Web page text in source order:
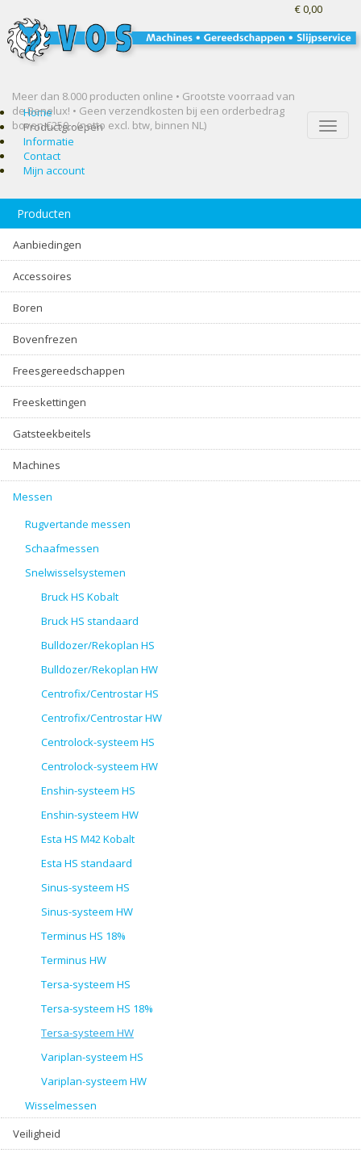
Meer dan 8.000 producten online • Grootste voorraad van
de Benelux! • Geen verzendkosten bij een orderbedrag
boven €250,- (netto excl. btw, binnen NL)
€ 0,00
Toggle
Home
Productgroepen
Informatie
Contact
Mijn account
Producten
Aanbiedingen
Accessoires
Boren
Bovenfrezen
Freesgereedschappen
Freeskettingen
Gatsteekbeitels
Machines
Messen
Rugvertande messen
Schaafmessen
Snelwisselsystemen
Bruck HS Kobalt
Bruck HS standaard
Bulldozer/Rekoplan HS
Bulldozer/Rekoplan HW
Centrofix/Centrostar HS
Centrofix/Centrostar HW
Centrolock-systeem HS
Centrolock-systeem HW
Enshin-systeem HS
Enshin-systeem HW
Esta HS M42 Kobalt
Esta HS standaard
Sinus-systeem HS
Sinus-systeem HW
Terminus HS 18%
Terminus HW
Tersa-systeem HS
Tersa-systeem HS 18%
Tersa-systeem HW
Variplan-systeem HS
Variplan-systeem HW
Wisselmessen
Veiligheid